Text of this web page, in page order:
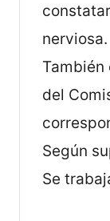
nerviosa.
También
del
Según
Se